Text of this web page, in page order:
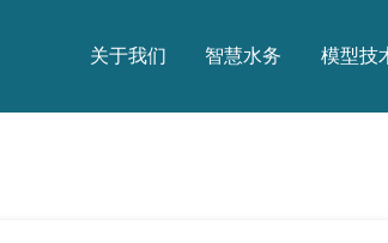
关于我们 智慧水务 模型技